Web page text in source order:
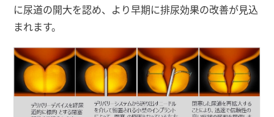
に尿道の開大を認め、より早期に排尿効果の改善が見込
まれます。